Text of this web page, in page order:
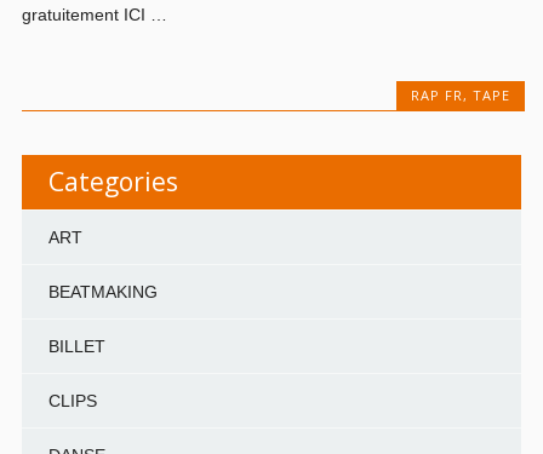
gratuitement ICI …
RAP FR, TAPE
Categories
ART
BEATMAKING
BILLET
CLIPS